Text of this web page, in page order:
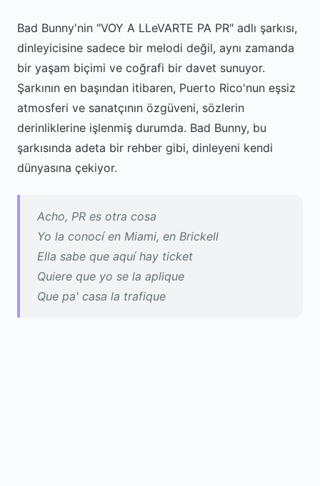
Bad Bunny'nin "VOY A LLeVARTE PA PR" adlı şarkısı,
dinleyicisine sadece bir melodi değil, aynı zamanda
bir yaşam biçimi ve coğrafi bir davet sunuyor.
Şarkının en başından itibaren, Puerto Rico'nun eşsiz
atmosferi ve sanatçının özgüveni, sözlerin
derinliklerine işlenmiş durumda. Bad Bunny, bu
şarkısında adeta bir rehber gibi, dinleyeni kendi
dünyasına çekiyor.
Acho, PR es otra cosa
Yo la conocí en Miami, en Brickell
Ella sabe que aquí hay ticket
Quiere que yo se la aplique
Que pa' casa la trafique